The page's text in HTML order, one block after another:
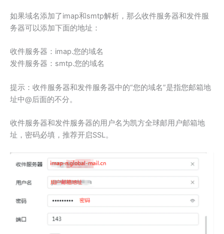
如果域名添加了imap和smtp解析，那么收件服务器和发件服
务器可以添加下面的地址：
收件服务器：imap.您的域名
发件服务器：smtp.您的域名
提示：收件服务器和发件服务器中的“您的域名”是指您邮箱地
址中@后面的不分。
收件服务器和发件服务器的用户名为凯方全球邮用户邮箱地
址，密码必填，推荐开启SSL。